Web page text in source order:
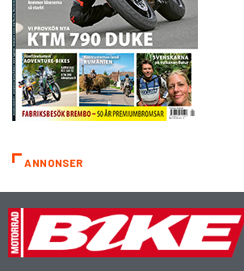
ANNONSER